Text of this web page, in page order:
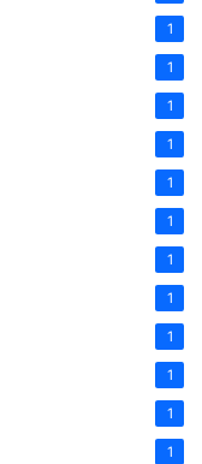
1
1
1
1
1
1
1
1
1
1
1
1